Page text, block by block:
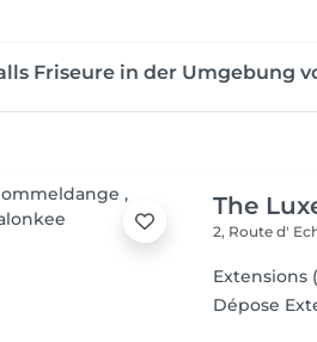
Friseure in der Umgebung
The
2, Route d'
Extensions
Dépose